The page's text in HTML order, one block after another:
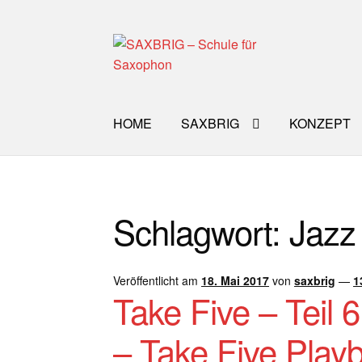
Zur
Navigation
Zum
Inhalt
HOME SAXBRIG KONZEPT
Impro Basic – Download PDF + mp3
Schlagwort:
Veröffentlicht am 18. Mai 2017 vonsaxbrig —
Take Five – Teil
– Take Five